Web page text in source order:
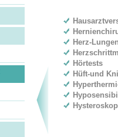
Herz-
Hörtests
Hüft-und